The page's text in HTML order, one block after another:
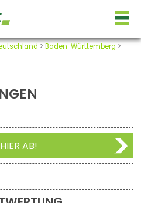
> Baden-Württemberg >
AB!